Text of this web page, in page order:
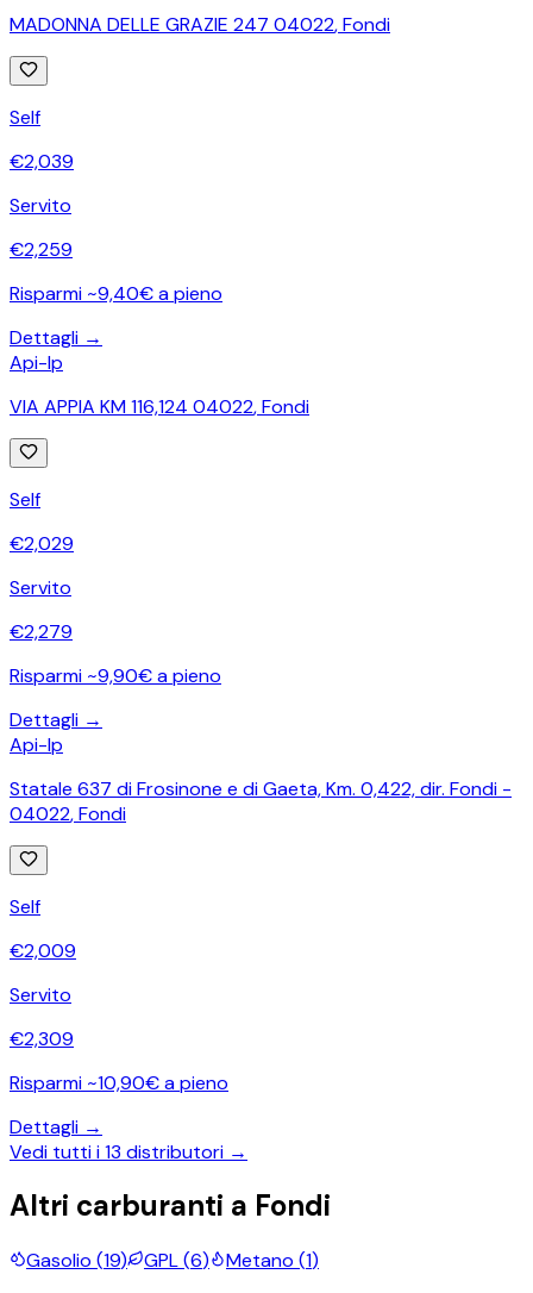
MADONNA DELLE GRAZIE 247 04022,Fondi
Self
€2,039
Servito
€2,259
Risparmi ~9,40€ a pieno
Dettagli →
Api-Ip
VIA APPIA KM 116,124 04022,Fondi
Self
€2,029
Servito
€2,279
Risparmi ~9,90€ a pieno
Dettagli →
Api-Ip
Statale 637 di Frosinone e di Gaeta, Km. 0,422, dir. Fondi -
04022,Fondi
Self
€2,009
Servito
€2,309
Risparmi ~10,90€ a pieno
Dettagli →
Vedi tutti i13 distributori →
Altri carburanti a Fondi
Gasolio (19) GPL(6) Metano (1)